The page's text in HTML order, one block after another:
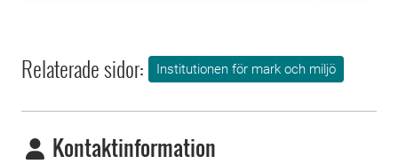
Relaterade sidor: Institutionen för mark och miljö
Kontaktinformation